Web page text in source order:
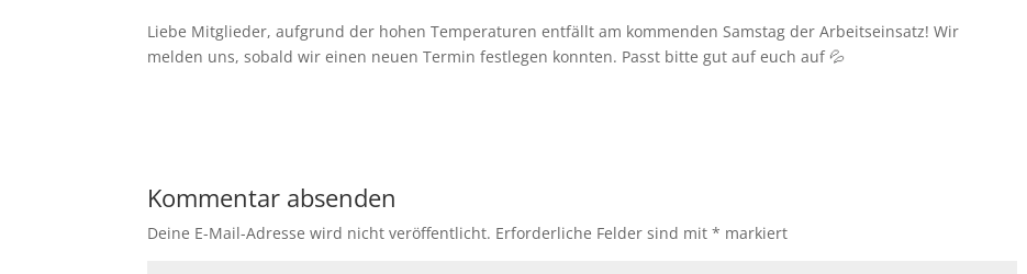
Liebe Mitglieder, aufgrund der hohen Temperaturen entfällt am kommenden Samstag der Arbeitseinsatz! Wir
melden uns, sobald wir einen neuen Termin festlegen konnten. Passt bitte gut auf euch auf 💦
Kommentar absenden
Deine E-Mail-Adresse wird nicht veröffentlicht. Erforderliche Felder sind mit* markiert